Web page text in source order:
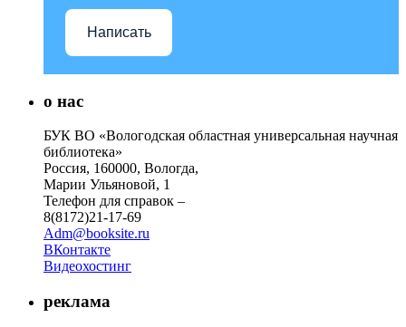
Написать
о нас
БУК ВО «Вологодская областная универсальная научная
библиотека»
Россия, 160000, Вологда,
Марии Ульяновой, 1
Телефон для справок –
8(8172)21-17-69
Adm@booksite.ru
ВКонтакте
Видеохостинг
реклама